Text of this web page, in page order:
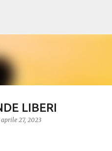
LIBERI
aprile 27, 2023